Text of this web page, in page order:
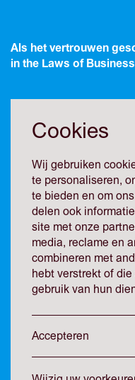
Als het vertrouwen
in the Laws of Business
Het vormt vaak de
komen verschillen van
blijken uitgangspunten
gelijk te zijn als het
Verwachtingen zijn niet
minder goed uitgepakt
achtergehouden.
Vertrouwen slinkt. Er
verhoudingen
doorgewinterde
investeerder hard
Cookies
Wij gebruiken
te personaliseren,
te bieden en om
delen ook
site met onze
media, reclame en
combineren met
hebt verstrekt of
gebruik van hun
Accepteren